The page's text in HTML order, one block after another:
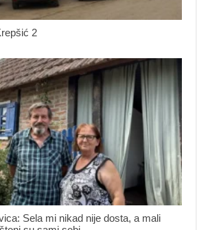
2
Sela mi nikad nije dosta, a mali